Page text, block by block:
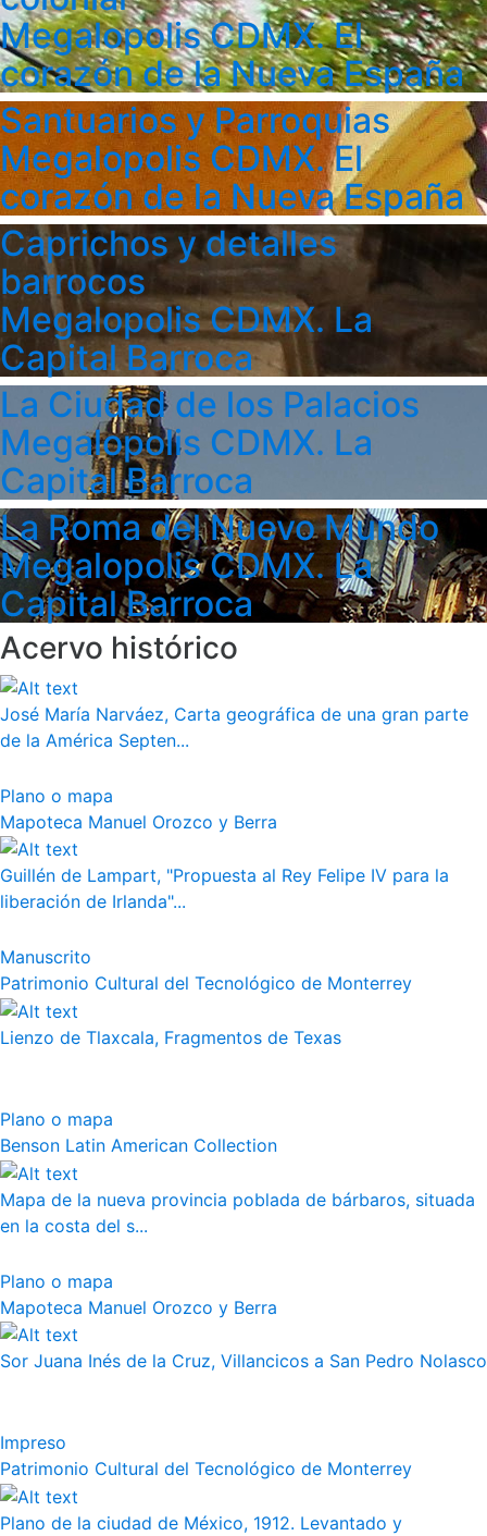
Megalopolis CDMX. El
corazón de la Nueva España
Santuarios y Parroquias
Megalopolis CDMX. El
corazón de la Nueva España
Caprichos y detalles
barrocos
Megalopolis CDMX. La
Capital Barroca
La Ciudad de los Palacios
Megalopolis CDMX. La
Capital Barroca
La Roma del Nuevo Mundo
Megalopolis CDMX. La
Capital Barroca
Acervo histórico
José María Narváez, Carta geográfica de una gran parte
de la América Septen...
Plano o mapa
Mapoteca Manuel Orozco y Berra
Guillén de Lampart, "Propuesta al Rey Felipe IV para la
liberación de Irlanda"...
Manuscrito
Patrimonio Cultural del Tecnológico de Monterrey
Lienzo de Tlaxcala, Fragmentos de Texas
Plano o mapa
Benson Latin American Collection
Mapa de la nueva provincia poblada de bárbaros, situada
en la costa del s...
Plano o mapa
Mapoteca Manuel Orozco y Berra
Sor Juana Inés de la Cruz, Villancicos a San Pedro Nolasco
Impreso
Patrimonio Cultural del Tecnológico de Monterrey
Plano de la ciudad de México, 1912. Levantado y